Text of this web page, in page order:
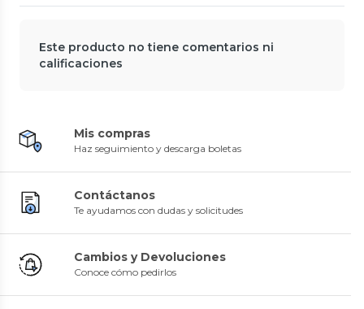
Este producto no tiene comentarios ni
calificaciones
Mis compras
Haz seguimiento y descarga boletas
Contáctanos
Te ayudamos con dudas y solicitudes
Cambios y Devoluciones
Conoce cómo pedirlos